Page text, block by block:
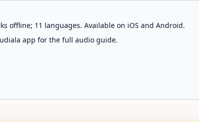
offline; 11 languages. Available on iOS and Android.
app for the full audio guide.